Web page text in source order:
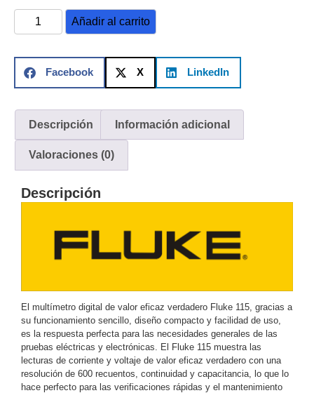
Coaxial y
ConectoresCables
Armados -
CoaxialCategoría
5eFibra
Alimentación
y
ElectricidadRG59
Tipo
CaPTelefónico
/ DVI /
Cámaras
IP y NVRs
(Anticorrosión) Antiexplosión Bala
Codificadores
y
Decodificadores
de
Video
Cubo
Domo
/ Eyeball /
Añadir al carrito
Facebook X LinkedIn
Descripción Información adicional
Valoraciones (0)
Descripción
El multímetro digital de valor eficaz verdadero Fluke 115, gracias a
su funcionamiento sencillo, diseño compacto y facilidad de uso,
es la respuesta perfecta para las necesidades generales de las
pruebas eléctricas y electrónicas. El Fluke 115 muestra las
lecturas de corriente y voltaje de valor eficaz verdadero con una
resolución de 600 recuentos, continuidad y capacitancia, lo que lo
hace perfecto para las verificaciones rápidas y el mantenimiento